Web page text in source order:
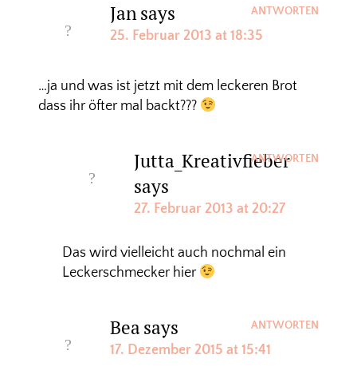
Jansays
25. Februar 2013 at 18:35
…ja und was ist jetzt mit dem leckeren Brot
dass ihr öfter mal backt???
ANTWORTEN
Jutta_Kreativfieber
says
27. Februar 2013 at 20:27
Das wird vielleicht auch nochmal ein
Leckerschmecker hier
ANTWORTEN
Beasays
17. Dezember 2015 at 15:41
ANTWORTEN